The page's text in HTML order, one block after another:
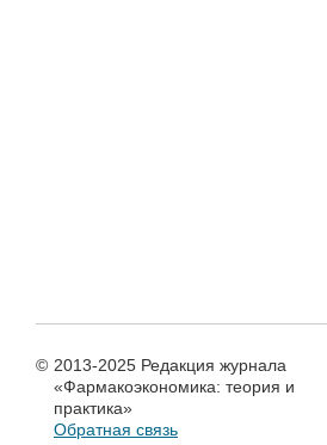
© 2013-2025 Редакция журнала
«Фармакоэкономика: теория и
практика»
Обратная связь